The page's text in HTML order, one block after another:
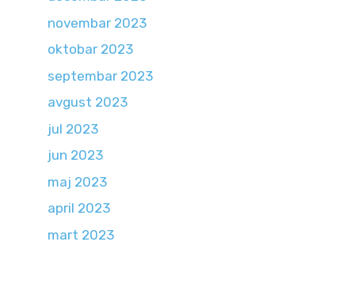
novembar 2023
oktobar 2023
septembar 2023
avgust 2023
jul 2023
jun 2023
maj 2023
april 2023
mart 2023